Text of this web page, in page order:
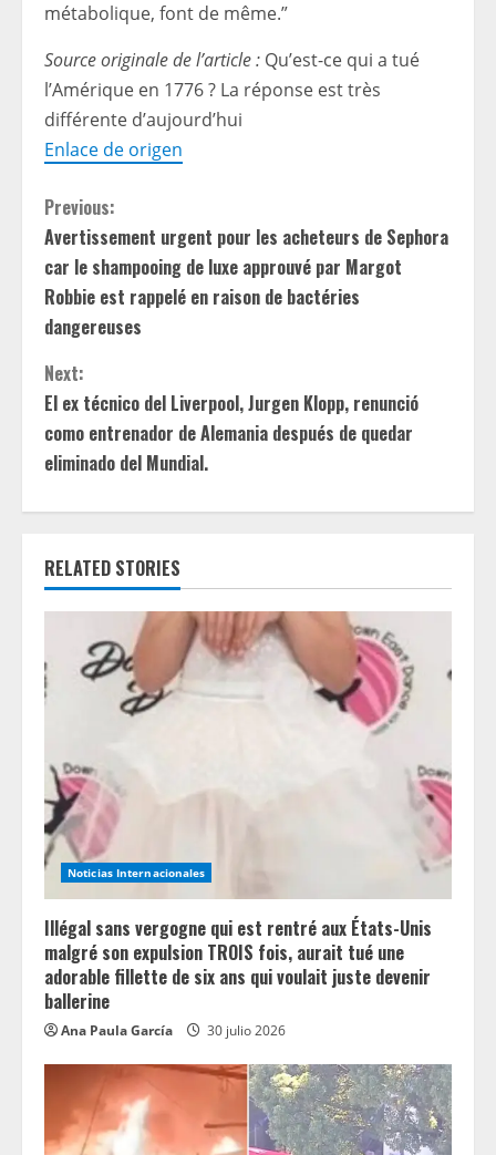
métabolique, font de même.”
Source originale de l’article : Qu’est-ce qui a tué
l’Amérique en 1776 ? La réponse est très
différente d’aujourd’hui
Enlace de origen
C
o
n
t
i
n
R
a
i
n
g
Previous:
Avertissement urgent pour les acheteurs de Sephora
car le shampooing de luxe approuvé par Margot
Robbie est rappelé en raison de bactéries
dangereuses
Next:
El ex técnico del Liverpool, Jurgen Klopp, renunció
como entrenador de Alemania después de quedar
eliminado del Mundial.
RELATED STORIES
Noticias Internacionales
Illégal sans vergogne qui est rentré aux États-Unis
malgré son expulsion TROIS fois, aurait tué une
adorable fillette de six ans qui voulait juste devenir
ballerine
Ana Paula García 30 julio 2026